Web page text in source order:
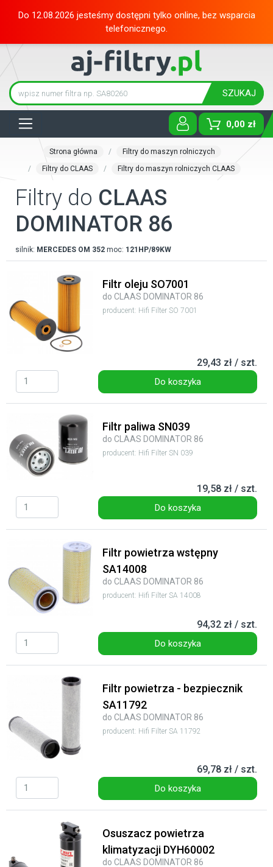
Do 12.08.2026 jesteśmy dostępni tylko online, bez wsparcia
telefonicznego.
SZUKAJ
0,00 zł
Strona główna
Filtry do maszyn rolniczych
Filtry do CLAAS
Filtry do maszyn rolniczych CLAAS
Filtry do CLAAS
DOMINATOR 86
silnik: MERCEDES OM 352 moc: 121HP/89KW
Filtr oleju SO7001
do CLAAS DOMINATOR 86
producent: Hifi Filter SO 7001
29,43 zł / szt.
Do koszyka
Filtr paliwa SN039
do CLAAS DOMINATOR 86
producent: Hifi Filter SN 039
19,58 zł / szt.
Do koszyka
Filtr powietrza wstępny
SA14008
do CLAAS DOMINATOR 86
producent: Hifi Filter SA 14008
94,32 zł / szt.
Do koszyka
Filtr powietrza - bezpiecznik
SA11792
do CLAAS DOMINATOR 86
producent: Hifi Filter SA 11792
69,78 zł / szt.
Do koszyka
Osuszacz powietrza
klimatyzacji DYH60002
do CLAAS DOMINATOR 86